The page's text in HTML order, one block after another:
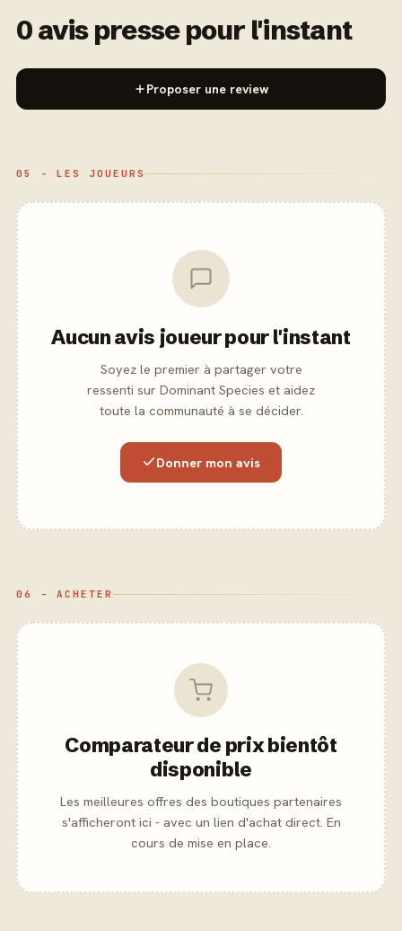
0 avis presse pour l'instant
Proposer une review
05 - LES JOUEURS
Aucun avis joueur pour l'instant
Soyez le premier à partager votre
ressenti sur Dominant Species et aidez
toute la communauté à se décider.
Donner mon avis
06 - ACHETER
Comparateur de prix bientôt
disponible
Les meilleures offres des boutiques partenaires
s'afficheront ici - avec un lien d'achat direct. En
cours de mise en place.